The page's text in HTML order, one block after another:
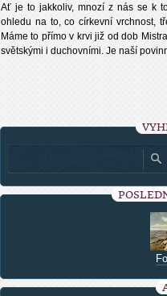
Ať je to jakkoliv, mnozí z nás se k
ohledu na to, co církevní vrchnost,
Máme to přímo v krvi již od dob
světskými i duchovními. Je naší